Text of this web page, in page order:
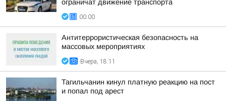
ограничат движение транспорта
00:00
Антитеррористическая безопасность на
массовых мероприятиях
Вчера, 18:11
Тагильчанин кинул платную реакцию на пост
и попал под арест